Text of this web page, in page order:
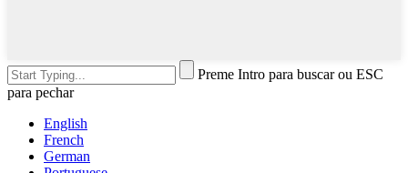
Preme Intro para buscar ou ESC
para pechar
English
French
German